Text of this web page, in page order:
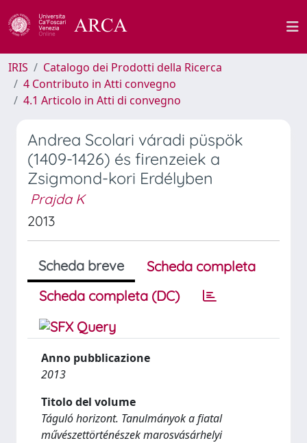
IRIS
Catalogo dei Prodotti della Ricerca
4 Contributo in Atti convegno
4.1 Articolo in Atti di convegno
Andrea Scolari váradi püspök
(1409-1426) és firenzeiek a
Zsigmond-kori Erdélyben
Prajda K
2013
Scheda breve
Scheda completa
Scheda completa (DC)
Anno pubblicazione
2013
Titolo del volume
Táguló horizont. Tanulmányok a fiatal
művészettörténészek marosvásárhelyi